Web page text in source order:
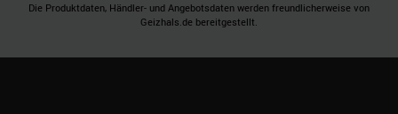
Die Produktdaten, Händler- und Angebotsdaten werden freundlicherweise von
Geizhals.de bereitgestellt.